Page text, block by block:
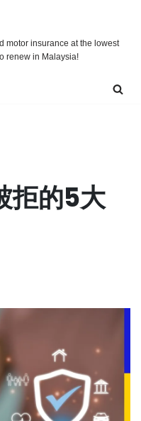
motor insurance at the lowest
renew in Malaysia!
拒的5大